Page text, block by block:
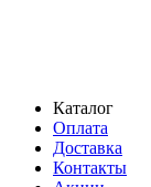
Каталог
Оплата
Доставка
Контакты